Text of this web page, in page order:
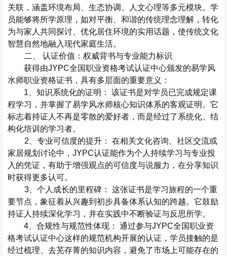
关联，涵盖环境布局、生态协调、人文心理等多元模块。学
员能够将所学原理，如对平衡、和谐的传统理念理解，转化
为与家人共同探讨、优化居住环境的实用话题，使传统文化
智慧自然地融入现代家庭生活。
二、
认证价值：权威背书与专业能力标识
获得由JYPC全国职业资格考试认证中心颁发的易学风
水师职业资格证书，具有多层面的重要意义：
1 、知识系统化的证明：
该证书是对学员已完成规定课
程学习，并掌握了易学风水师核心知识体系的客观证明。它
标志着持证人不再是零散的爱好者，而是经过了系统化、结
构化培训的学习者。
2 、专业可信度的提升：
在相关文化咨询、社区交流或
家居规划讨论中，JYPC认证能作为个人持续学习与专业投
入的凭证，有助于增强观点的可信度与说服力，在分享知识
时获得更多认可。
3、个人成长的里程碑：
这张证书是学习旅程的一个重
要节点，象征着从兴趣到初步具备体系认知的跨越。它鼓励
持证人持续深化学习，并在实践中不断验证与反思所学。
4 、合规性与规范性体现： 通过参与JYPC全国职业资
格考试认证中心这样的规范机构开展的认证，学员接触的是
经过梳理、去芜存菁的知识内容，避免了市场上可能存在的